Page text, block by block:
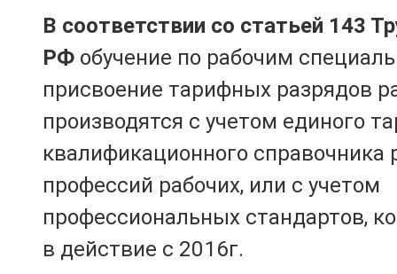
В соответствии со статьей 143
РФ обучение по рабочим
присвоение тарифных разрядов
производятся с учетом единого
квалификационного справочника
профессий рабочих, или с учетом
профессиональных стандартов,
в действие с 2016г.